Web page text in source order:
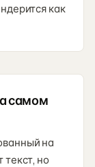
как
самом
на
текст, но